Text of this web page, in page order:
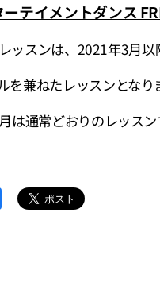
テイメントダンス
レッスンは、2021年3月
を兼ねたレッスンとなり
は通常どおりのレッス